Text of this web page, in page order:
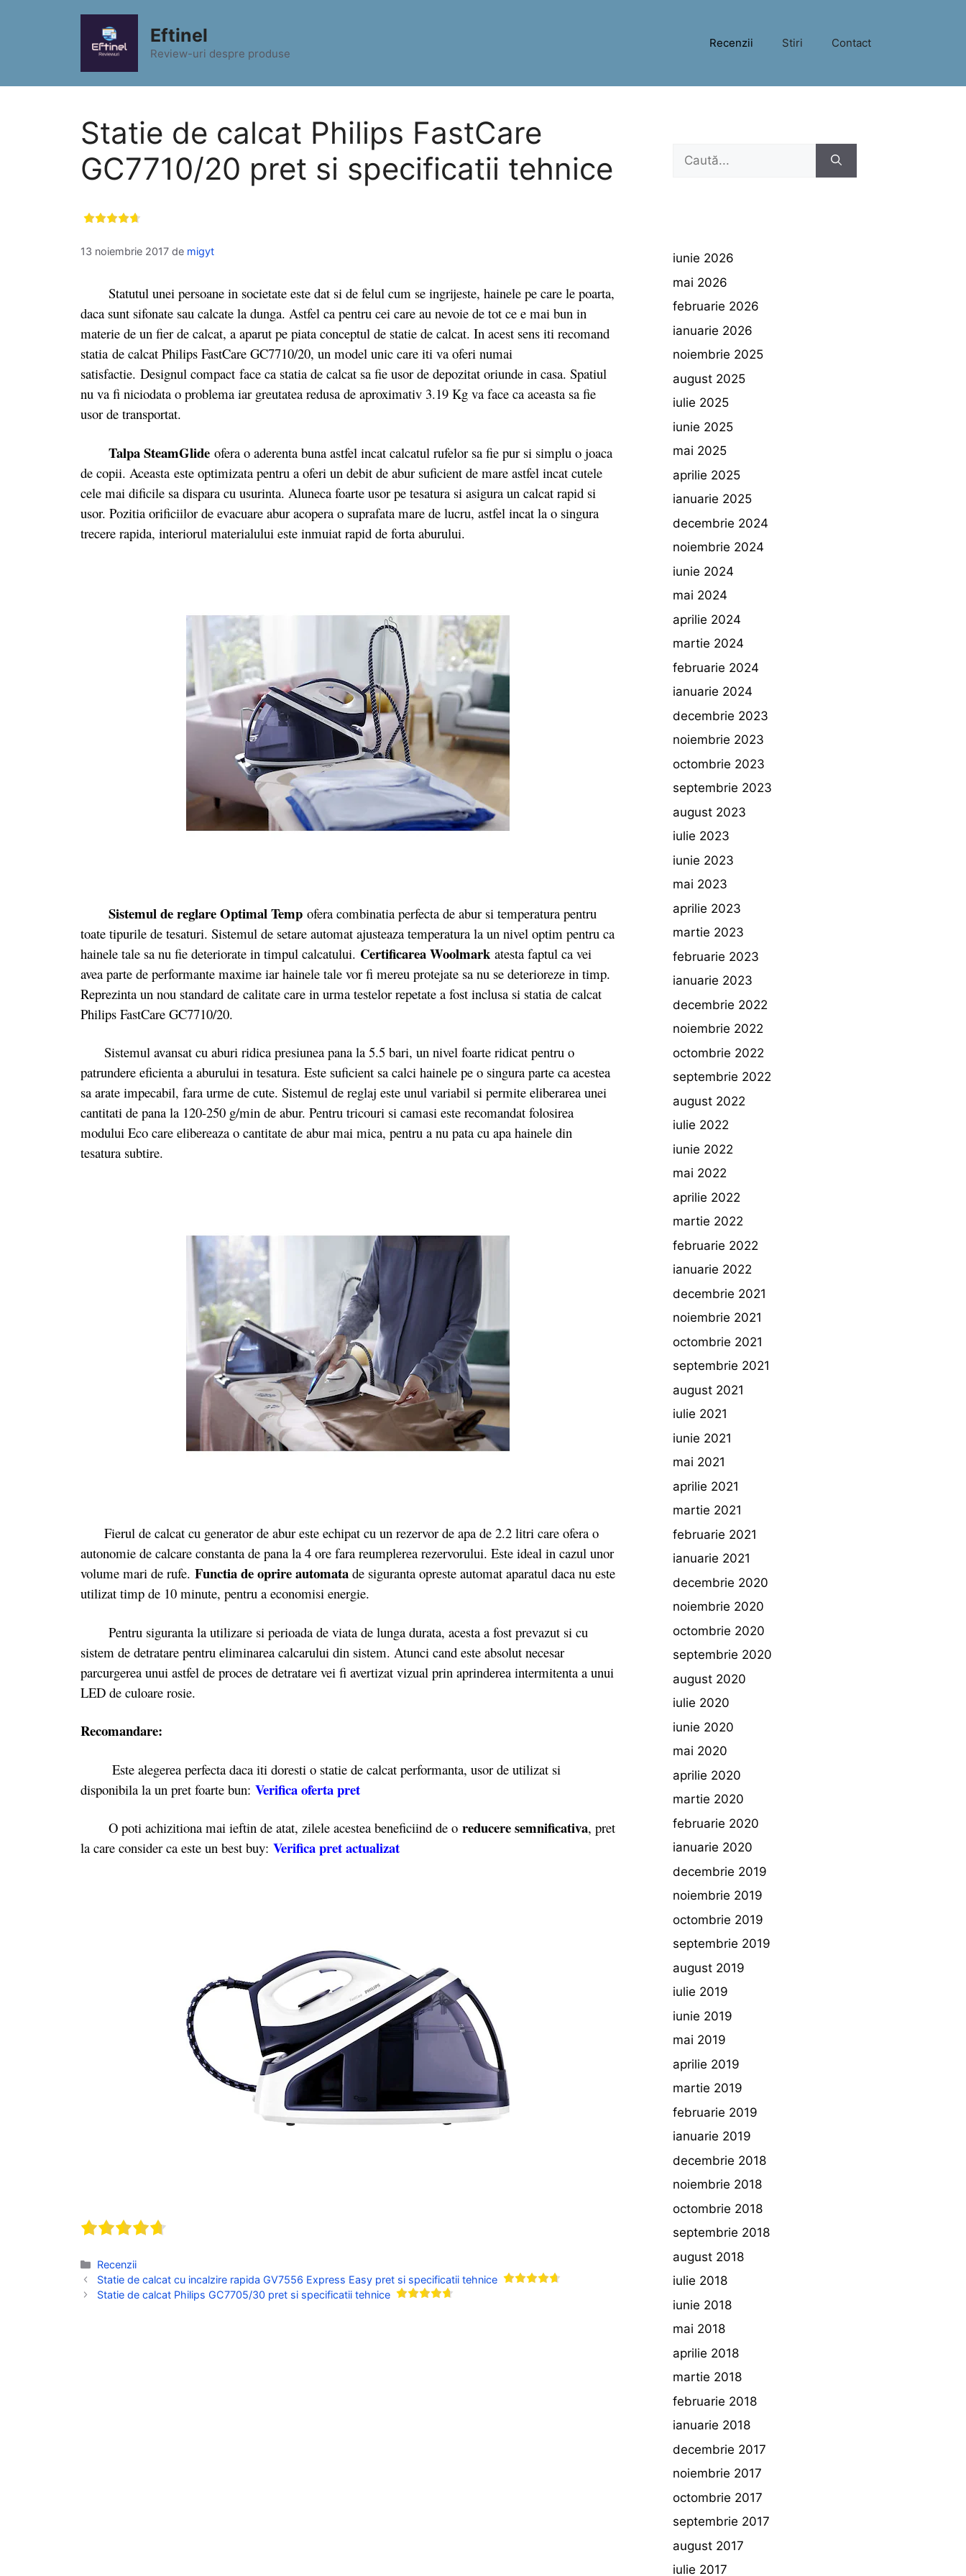
Eftinel
Review-uri despre produse
Recenzii Stiri Contact
Statie de calcat Philips FastCare
GC7710/20 pret si specificatii tehnice
13 noiembrie 2017 de migyt
Statutul unei persoane in societate este dat si de felul cum se ingrijeste, hainele pe care le poarta,
daca sunt sifonate sau calcate la dunga. Astfel ca pentru cei care au nevoie de tot ce e mai bun in
materie de un fier de calcat, a aparut pe piata conceptul de statie de calcat. In acest sens iti recomand
statia de calcat Philips FastCare GC7710/20, un model unic care iti va oferi numai
satisfactie. Designul compact face ca statia de calcat sa fie usor de depozitat oriunde in casa. Spatiul
nu va fi niciodata o problema iar greutatea redusa de aproximativ 3.19 Kg va face ca aceasta sa fie
usor de transportat.
Talpa SteamGlide ofera o aderenta buna astfel incat calcatul rufelor sa fie pur si simplu o joaca
de copii. Aceasta este optimizata pentru a oferi un debit de abur suficient de mare astfel incat cutele
cele mai dificile sa dispara cu usurinta. Aluneca foarte usor pe tesatura si asigura un calcat rapid si
usor. Pozitia orificiilor de evacuare abur acopera o suprafata mare de lucru, astfel incat la o singura
trecere rapida, interiorul materialului este inmuiat rapid de forta aburului.
Sistemul de reglare Optimal Temp ofera combinatia perfecta de abur si temperatura pentru
toate tipurile de tesaturi. Sistemul de setare automat ajusteaza temperatura la un nivel optim pentru ca
hainele tale sa nu fie deteriorate in timpul calcatului. Certificarea Woolmark atesta faptul ca vei
avea parte de performante maxime iar hainele tale vor fi mereu protejate sa nu se deterioreze in timp.
Reprezinta un nou standard de calitate care in urma testelor repetate a fost inclusa si statia de calcat
Philips FastCare GC7710/20.
Sistemul avansat cu aburi ridica presiunea pana la 5.5 bari, un nivel foarte ridicat pentru o
patrundere eficienta a aburului in tesatura. Este suficient sa calci hainele pe o singura parte ca acestea
sa arate impecabil, fara urme de cute. Sistemul de reglaj este unul variabil si permite eliberarea unei
cantitati de pana la 120-250 g/min de abur. Pentru tricouri si camasi este recomandat folosirea
modului Eco care elibereaza o cantitate de abur mai mica, pentru a nu pata cu apa hainele din
tesatura subtire.
Fierul de calcat cu generator de abur este echipat cu un rezervor de apa de 2.2 litri care ofera o
autonomie de calcare constanta de pana la 4 ore fara reumplerea rezervorului. Este ideal in cazul unor
volume mari de rufe. Functia de oprire automata de siguranta opreste automat aparatul daca nu este
utilizat timp de 10 minute, pentru a economisi energie.
Pentru siguranta la utilizare si perioada de viata de lunga durata, acesta a fost prevazut si cu
sistem de detratare pentru eliminarea calcarului din sistem. Atunci cand este absolut necesar
parcurgerea unui astfel de proces de detratare vei fi avertizat vizual prin aprinderea intermitenta a unui
LED de culoare rosie.
Recomandare:
Este alegerea perfecta daca iti doresti o statie de calcat performanta, usor de utilizat si
disponibila la un pret foarte bun: Verifica oferta pret
O poti achizitiona mai ieftin de atat, zilele acestea beneficiind de o reducere semnificativa, pret
la care consider ca este un best buy: Verifica pret actualizat
Categorii
Recenzii
Statie de calcat cu incalzire rapida GV7556 Express Easy pret si specificatii tehnice
Statie de calcat Philips GC7705/30 pret si specificatii tehnice
Caută
iunie 2026
mai 2026
februarie 2026
ianuarie 2026
noiembrie 2025
august 2025
iulie 2025
iunie 2025
mai 2025
aprilie 2025
ianuarie 2025
decembrie 2024
noiembrie 2024
iunie 2024
mai 2024
aprilie 2024
martie 2024
februarie 2024
ianuarie 2024
decembrie 2023
noiembrie 2023
octombrie 2023
septembrie 2023
august 2023
iulie 2023
iunie 2023
mai 2023
aprilie 2023
martie 2023
februarie 2023
ianuarie 2023
decembrie 2022
noiembrie 2022
octombrie 2022
septembrie 2022
august 2022
iulie 2022
iunie 2022
mai 2022
aprilie 2022
martie 2022
februarie 2022
ianuarie 2022
decembrie 2021
noiembrie 2021
octombrie 2021
septembrie 2021
august 2021
iulie 2021
iunie 2021
mai 2021
aprilie 2021
martie 2021
februarie 2021
ianuarie 2021
decembrie 2020
noiembrie 2020
octombrie 2020
septembrie 2020
august 2020
iulie 2020
iunie 2020
mai 2020
aprilie 2020
martie 2020
februarie 2020
ianuarie 2020
decembrie 2019
noiembrie 2019
octombrie 2019
septembrie 2019
august 2019
iulie 2019
iunie 2019
mai 2019
aprilie 2019
martie 2019
februarie 2019
ianuarie 2019
decembrie 2018
noiembrie 2018
octombrie 2018
septembrie 2018
august 2018
iulie 2018
iunie 2018
mai 2018
aprilie 2018
martie 2018
februarie 2018
ianuarie 2018
decembrie 2017
noiembrie 2017
octombrie 2017
septembrie 2017
august 2017
iulie 2017